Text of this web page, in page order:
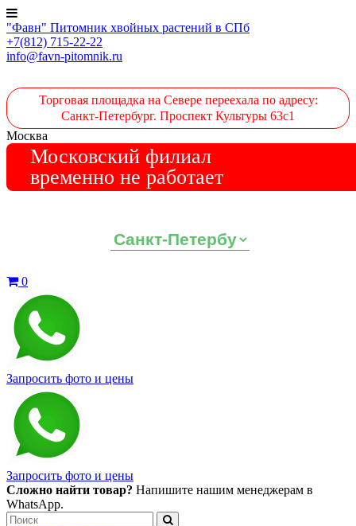
"Фавн" Питомник хвойных растений в СПб
+7(812) 715-22-22
info@favn-pitomnik.ru
Торговая площадка на Севере переехала по адресу:
Санкт-Петербург. Проспект Культуры 63с1
Москва
Московский филиал
временно не работает
0
Запросить фото и цены
Запросить фото и цены
Сложно найти товар? Напишите нашим менеджерам в
WhatsApp.